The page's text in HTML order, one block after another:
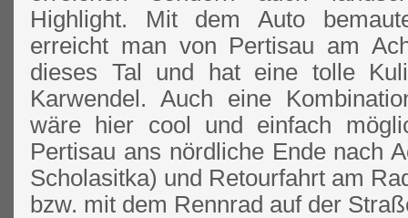
Highlight. Mit dem Auto
erreicht man von Pertisau am
dieses Tal und hat eine tolle
Karwendel. Auch eine
wäre hier cool und einfach
Pertisau ans nördliche Ende nach
Scholasitka) und Retourfahrt am
bzw. mit dem Rennrad auf der